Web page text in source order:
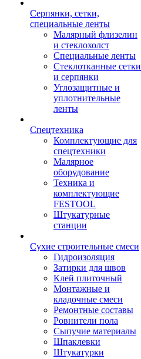
Серпянки, сетки,
специальные ленты
Малярный флизелин
и стеклохолст
Специальные ленты
Стеклотканные сетки
и серпянки
Углозащитные и
уплотнительные
ленты
Спецтехника
Комплектующие для
спецтехники
Малярное
оборудование
Техника и
комплектующие
FESTOOL
Штукатурные
станции
Сухие строительные смеси
Гидроизоляция
Затирки для швов
Клей плиточный
Монтажные и
кладочные смеси
Ремонтные составы
Ровнители пола
Сыпучие материалы
Шпаклевки
Штукатурки